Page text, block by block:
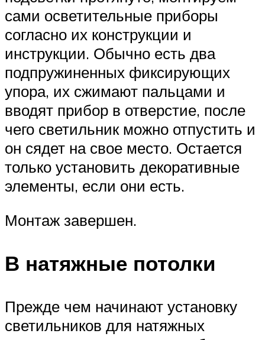
сами осветительные приборы
согласно их конструкции и
инструкции. Обычно есть два
подпружиненных фиксирующих
упора, их сжимают пальцами и
вводят прибор в отверстие, после
чего светильник можно отпустить и
он сядет на свое место. Остается
только установить декоративные
элементы, если они есть.
Монтаж завершен.
В натяжные потолки
Прежде чем начинают установку
светильников для натяжных